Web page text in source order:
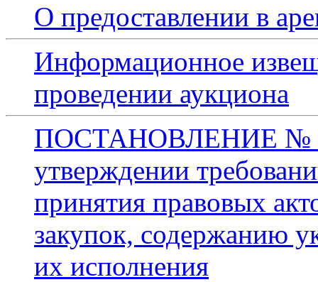
О предоставлении в
Информационное
проведении аукциона
ПОСТАНОВЛЕНИЕ №
утверждении
принятия правовых
закупок, содержанию
их исполнения